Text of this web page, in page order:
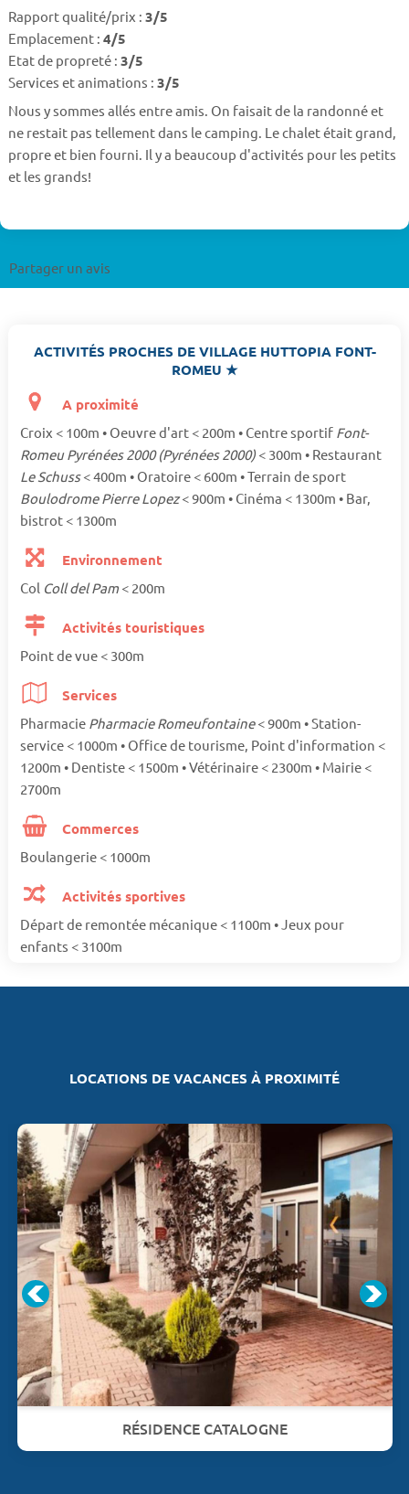
Rapport qualité/prix : 3/5
Emplacement : 4/5
Etat de propreté : 3/5
Services et animations : 3/5
Nous y sommes allés entre amis. On faisait de la randonné et
ne restait pas tellement dans le camping. Le chalet était grand,
propre et bien fourni. Il y a beaucoup d'activités pour les petits
et les grands!
Partager un avis
ACTIVITÉS PROCHES DE VILLAGE HUTTOPIA FONT-
ROMEU ★
A proximité
Croix < 100m • Oeuvre d'art < 200m • Centre sportif Font-
Romeu Pyrénées 2000 (Pyrénées 2000) < 300m • Restaurant
Le Schuss< 400m • Oratoire < 600m • Terrain de sport
Boulodrome Pierre Lopez< 900m • Cinéma < 1300m • Bar,
bistrot < 1300m
Environnement
Col Coll del Pam < 200m
Activités touristiques
Point de vue < 300m
Services
Pharmacie Pharmacie Romeufontaine< 900m • Station-
service < 1000m • Office de tourisme, Point d'information <
1200m • Dentiste < 1500m • Vétérinaire < 2300m • Mairie <
2700m
Commerces
Boulangerie < 1000m
Activités sportives
Départ de remontée mécanique < 1100m • Jeux pour
enfants < 3100m
LOCATIONS DE VACANCES À PROXIMITÉ
RÉSIDENCE CATALOGNE